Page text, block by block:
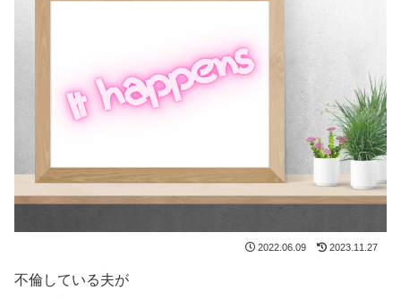
2022.06.09 2023.11.27
不倫している夫が